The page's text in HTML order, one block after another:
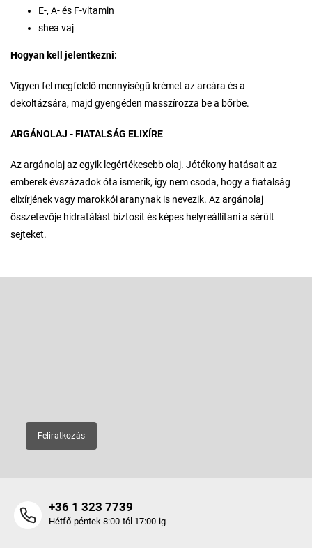
E-, A- és F-vitamin
shea vaj
Hogyan kell jelentkezni:
Vigyen fel megfelelő mennyiségű krémet az arcára és a
dekoltázsára, majd gyengéden masszírozza be a bőrbe.
ARGÁNOLAJ - FIATALSÁG ELIXÍRE
Az argánolaj az egyik legértékesebb olaj. Jótékony hatásait az
emberek évszázadok óta ismerik, így nem csoda, hogy a fiatalság
elixírjének vagy marokkói aranynak is nevezik. Az argánolaj
összetevője hidratálást biztosít és képes helyreállítani a sérült
sejteket.
Feliratkozás
+36 1 323 7739
Hétfő-péntek 8:00-tól 17:00-ig